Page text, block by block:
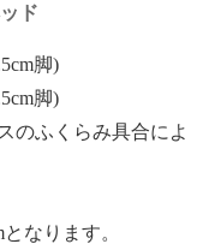
ド
脚)
脚)
のふくらみ具合によ
なります。